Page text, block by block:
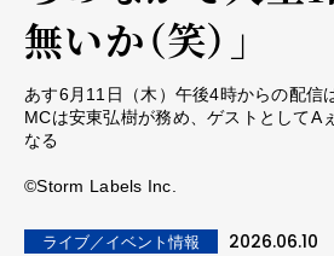
無いか（笑）」
あす6月11日（木）午後4時からの配信
MCは安東弘樹が務め、ゲストとしてA
なる
©Storm Labels Inc.
ライブ／イベント情報 2026.06.10